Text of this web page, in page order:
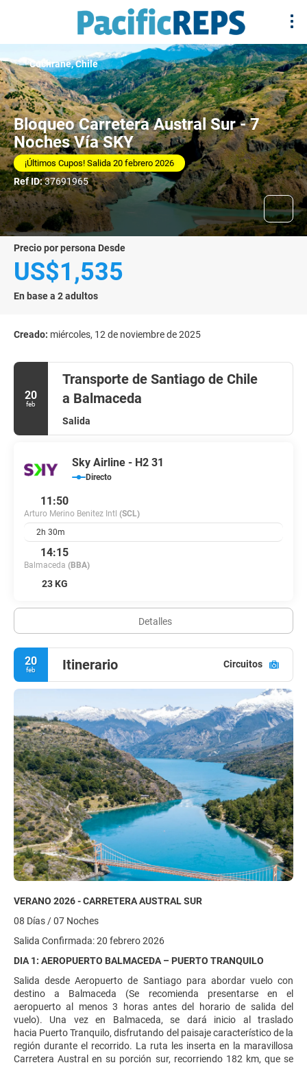
Bloqueo Carretera Austral Sur - 7
Noches Vía SKY
¡Últimos Cupos! Salida 20 febrero 2026
Ref ID:37691965
Cochrane, Chile
precio por persona Desde
US$1,535
En base a 2 adultos
Creado: miércoles, 12 de noviembre de 2025
20
feb
Transporte de Santiago de Chile
a Balmaceda
Salida
Sky Airline - H2 31
Directo
11:50
Arturo Merino Benitez Intl (SCL)
2h 30m
14:15
Balmaceda (BBA)
23 KG
Detalles
20
feb Itinerario Circuitos
VERANO 2026 - CARRETERA AUSTRAL SUR
08 Días / 07 Noches
Salida Confirmada: 20 febrero 2026
DIA 1: AEROPUERTO BALMACEDA – PUERTO TRANQUILO
Salida desde Aeropuerto de Santiago para abordar vuelo con
destino a Balmaceda (Se recomienda presentarse en el
aeropuerto al menos 3 horas antes del horario de salida del
vuelo). Una vez en Balmaceda, se dará inicio al traslado
hacia Puerto Tranquilo, disfrutando del paisaje característico de la
región durante el recorrido. La ruta les inserta en la maravillosa
Carretera Austral en su porción sur, recorriendo 182 km, que se